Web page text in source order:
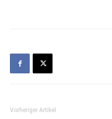
Vorheriger Artikel